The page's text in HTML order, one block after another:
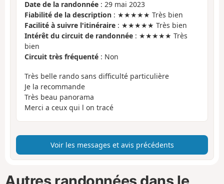
Date de la randonnée : 29 mai 2023
Fiabilité de la description : ★★★★★ Très bien
Facilité à suivre l'itinéraire : ★★★★★ Très bien
Intérêt du circuit de randonnée : ★★★★★ Très
bien
Circuit très fréquenté : Non
Très belle rando sans difficulté particulière
Je la recommande
Très beau panorama
Merci a ceux qui l on tracé
Voir les messages et avis précédents